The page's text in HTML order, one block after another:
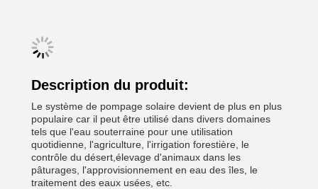
Description du produit:
Le système de pompage solaire devient de plus en plus
populaire car il peut être utilisé dans divers domaines
tels que l'eau souterraine pour une utilisation
quotidienne, l'agriculture, l'irrigation forestière, le
contrôle du désert,élevage d'animaux dans les
pâturages, l'approvisionnement en eau des îles, le
traitement des eaux usées, etc.